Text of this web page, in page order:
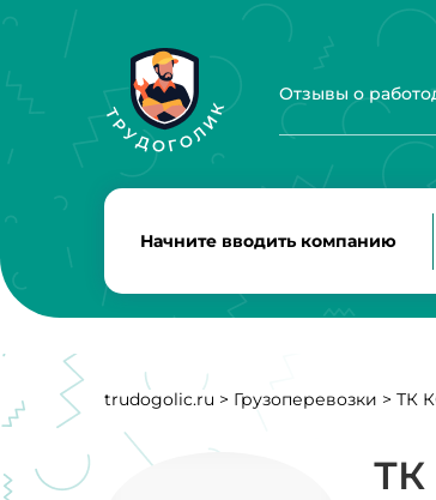
Отзывы о
Начните вводить компанию
trudogolic.ru > Грузоперевозки > ТК